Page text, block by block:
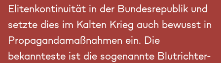
Elitenkontinuität in der Bundesrepublik und
setzte dies im Kalten Krieg auch bewusst in
Propagandamaßnahmen ein. Die
bekannteste ist die sogenannte Blutrichter-